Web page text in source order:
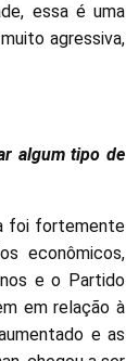
essa é uma
agressiva,
algum tipo de
foi fortemente
econômicos,
e o Partido
em relação à
e as